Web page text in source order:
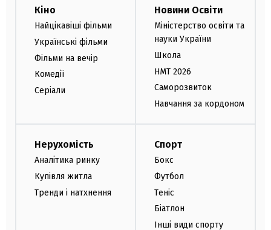
Кіно
Найцікавіші фільми
Українські фільми
Фільми на вечір
Комедії
Серіали
Новини Освіти
Міністерство освіти та
науки України
Школа
НМТ 2026
Саморозвиток
Навчання за кордоном
Нерухомість
Аналітика ринку
Купівля житла
Тренди і натхнення
Спорт
Бокс
Футбол
Теніс
Біатлон
Інші види спорту